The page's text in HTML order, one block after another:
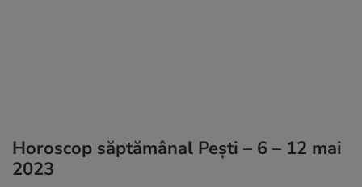
Horoscop săptămânal Pești – 6 – 12 mai
2023